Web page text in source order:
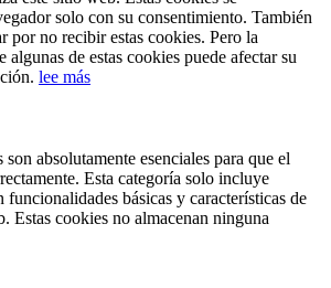
solo con su consentimiento. También
por no recibir estas cookies. Pero la
de estas cookies puede afectar su
lee más
absolutamente esenciales para que el
Esta categoría solo incluye
funcionalidades básicas y características de
Estas cookies no almacenan ninguna